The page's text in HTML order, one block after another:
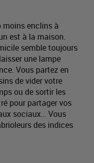
moins enclins à
est à la maison.
semble toujours
une lampe
Vous partez en
de vider votre
ou de sortir les
pour partager vos
sociaux… Vous
des indices